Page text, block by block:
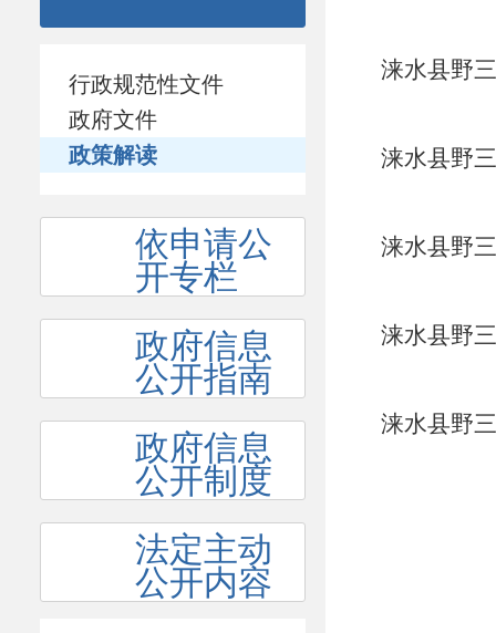
行政规范性文件
政府文件
政策解读
依申请公
开专栏
政府信息
公开指南
政府信息
公开制度
法定主动
公开内容
涞水县野
涞水县野
涞水县野
涞水县野
涞水县野